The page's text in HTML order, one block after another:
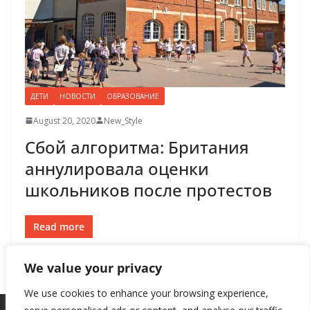
We value your privacy
We use cookies to enhance your browsing experience,
ДЕТИ НОВОСТИ ОБРАЗОВАНИЕ
August 20, 2020 New_Style
Сбой алгоритма: Британия
аннулировала оценки
школьников после протестов
Read more